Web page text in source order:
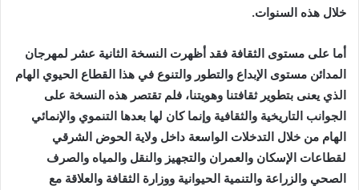
خلال هذه السنوات.
أما على مستوى الثقافة فقد أظهرت النسخة الثانية عشر لمهرجان
المدائن مستوى الإبداع والتطور والتنوع في هذا القطاع الحيوي الهام
الذي يعنى بتطوير ثقافتنا وهويتنا، فلم تقتصر هذه النسخة على
الجوانب التاريخية والثقافية وإنما كان لها بعدها التنموي والإنمائي
الهام من خلال التدخلات الواسعة داخل ولاية الحوض الشرقي
لقطاعات الإسكان والعمران والتجهيز والنقل والمياه والصرف
الصحي والزراعة والتنمية الحيوانية ووزارة الثقافة والعلاقة مع